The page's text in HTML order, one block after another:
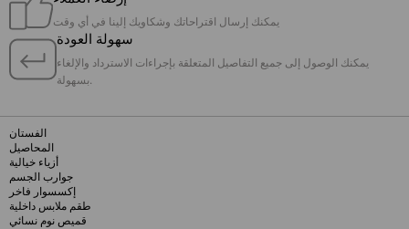
يمكنك إرسال اقتراحاتك وشكاويك إلينا في أي وقت
سهولة العودة
يمكنك الوصول إلى جميع التفاصيل المتعلقة بإجراءات الاسترداد والإلغاء
بسهولة.
الفستان
المحاصيل
أزياء خيالية
جوارب الجسم
إكسسوار فاخر
طقم ملابس داخلية
قميص نوم نسائي